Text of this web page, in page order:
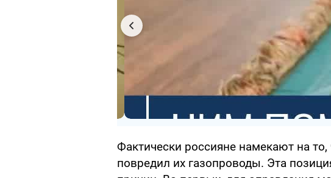
Фактически россияне намекают на то,
повредил их газопроводы. Эта